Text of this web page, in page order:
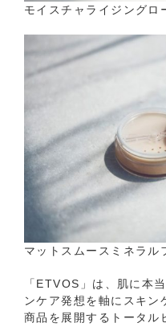
モイスチャライジングロ
マットスムースミネラル
「ETVOS」は、肌に本
ンケア発想を軸にスキン
商品を展開するトータル